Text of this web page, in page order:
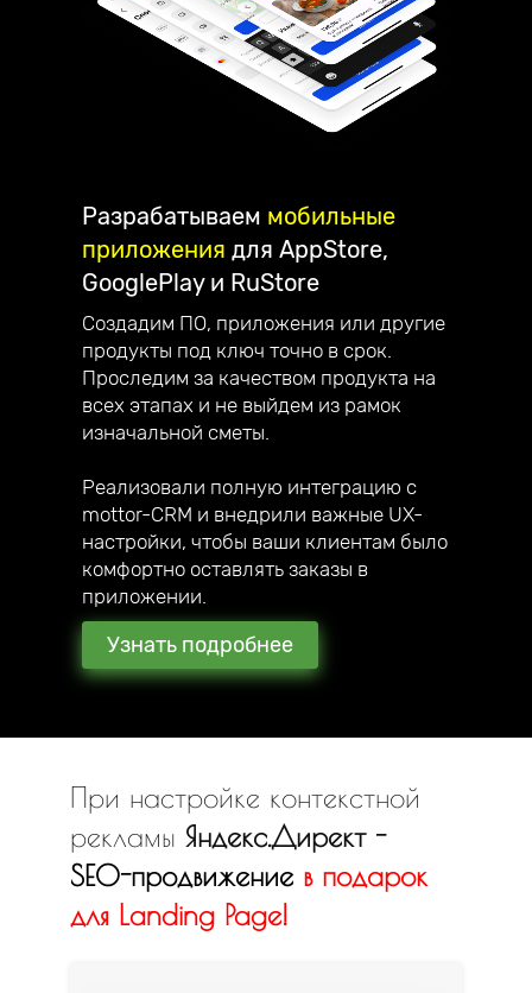
Разрабатываем мобильные
приложения для AppStore,
GooglePlay и RuStore
Создадим ПО, приложения или другие
продукты под ключ точно в срок.
Проследим за качеством продукта на
всех этапах и не выйдем из рамок
изначальной сметы.
Реализовали полную интеграцию с
mottor-CRM и внедрили важные UX-
настройки, чтобы ваши клиентам было
комфортно оставлять заказы в
приложении.
Узнать подробнее
При настройке контекстной
рекламы Яндекс.Директ -
SEO-продвижение в подарок
для Landing Page!